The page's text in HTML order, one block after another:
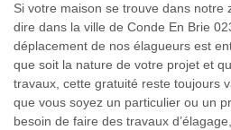
Si votre maison se trouve dans notre
dire dans la ville de Conde En Brie
déplacement de nos élagueurs est
que soit la nature de votre projet et
travaux, cette gratuité reste toujours
que vous soyez un particulier ou un
besoin de faire des travaux